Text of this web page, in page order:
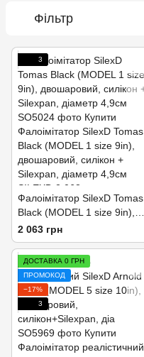
Фільтр
3
Фалоімітатор SilexD Tomas
Black (MODEL 1 size 9in),
двошаровий, силікон +
Silexpan, діаметр 4,9см
2 063 грн
ДОСТАВКА 0 ГРН
ПРОМОКОД
−17%
3